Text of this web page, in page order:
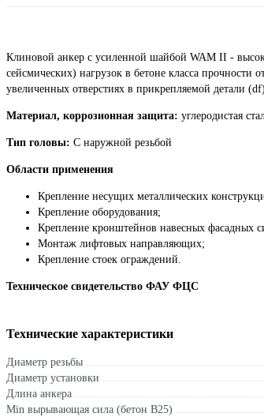
Клиновой анкер с усиленной шайбой WAM II -
сейсмических) нагрузок в бетоне класса
увеличенных отверстиях в прикрепляемой детали
Материал, коррозионная защита: углеродистая
Тип головы: C наружной резьбой
Области применения
Крепление несущих металлических
Крепление оборудования;
Крепление кронштейнов навесных фасадных
Монтаж лифтовых направляющих;
Крепление стоек ограждений.
Техническое свидетельство ФАУ ФЦС
Технические характеристики
Диаметр резьбы
Диаметр установки
Длина анкера
Min вырывающая сила (бетон B25)